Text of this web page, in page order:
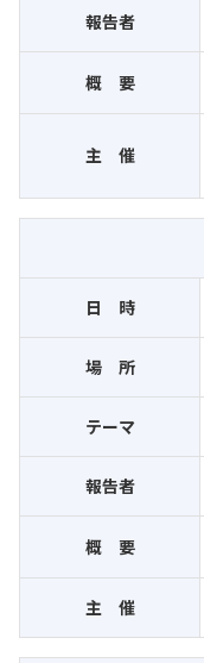
報告者
概 要
主 催
日 時
場 所
テーマ
報告者
概 要
主 催